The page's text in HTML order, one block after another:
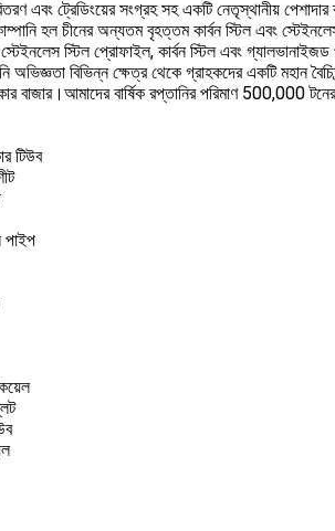
এবং ট্রেডিংয়ের সংগ্রহ সহ একটি নেতৃস্থানীয়
হল চীনের অন্যতম বৃহত্তম কার্বন স্টিল এবং
স্টিল প্রোফাইল, কার্বন স্টিল এবং
অভিজ্ঞতা বিভিন্ন ক্ষেত্র থেকে গ্রাহকদের একটি মহান
বাজার।আমাদের বার্ষিক রপ্তানির পরিমাণ 500,000
টিউব
পাইপ